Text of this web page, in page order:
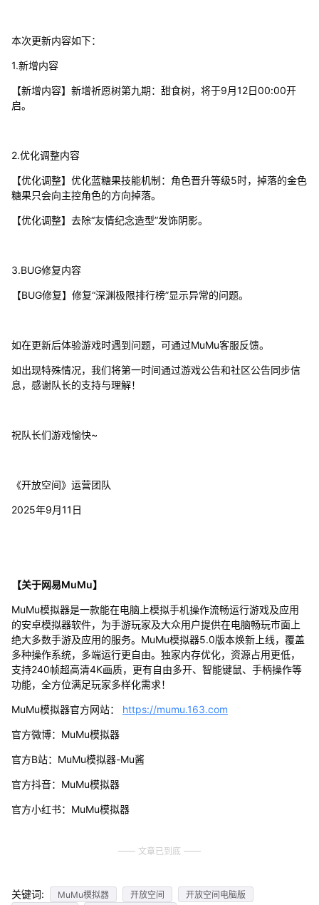
本次更新内容如下：
1.新增内容
【新增内容】新增祈愿树第九期：甜食树，将于9月12日00:00开
启。
2.优化调整内容
【优化调整】优化蓝糖果技能机制：角色晋升等级5时，掉落的金色
糖果只会向主控角色的方向掉落。
【优化调整】去除“友情纪念造型”发饰阴影。
3.BUG修复内容
【BUG修复】修复“深渊极限排行榜”显示异常的问题。
如在更新后体验游戏时遇到问题，可通过MuMu客服反馈。
如出现特殊情况，我们将第一时间通过游戏公告和社区公告同步信
息，感谢队长的支持与理解！
祝队长们游戏愉快~
《开放空间》运营团队
2025年9月11日
【关于网易MuMu】
MuMu模拟器是一款能在电脑上模拟手机操作流畅运行游戏及应用
的安卓模拟器软件，为手游玩家及大众用户提供在电脑畅玩市面上
绝大多数手游及应用的服务。MuMu模拟器5.0版本焕新上线，覆盖
多种操作系统，多端运行更自由。独家内存优化，资源占用更低，
支持240帧超高清4K画质，更有自由多开、智能键鼠、手柄操作等
功能，全方位满足玩家多样化需求！
MuMu模拟器官方网站： https://mumu.163.com
官方微博：MuMu模拟器
官方B站：MuMu模拟器-Mu酱
官方抖音：MuMu模拟器
官方小红书：MuMu模拟器
文章已到底
关键词: MuMu模拟器 开放空间
开放空间电脑版